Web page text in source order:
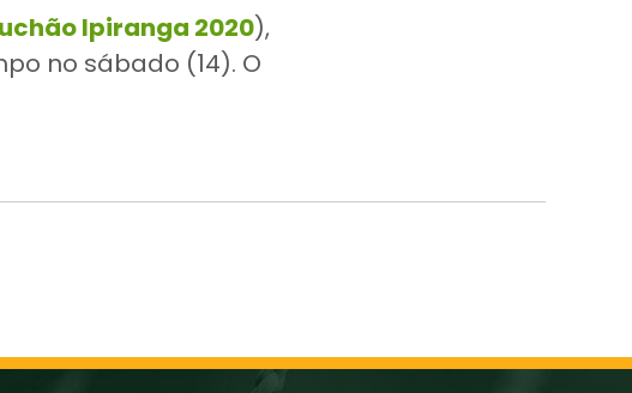
Ipiranga 2020),
no sábado (14). O